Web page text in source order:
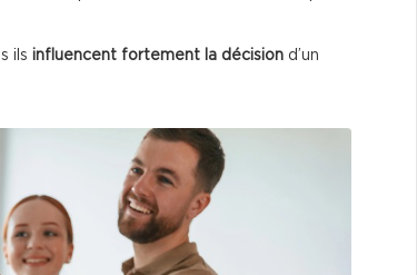
ils influencent fortement la décision d’un